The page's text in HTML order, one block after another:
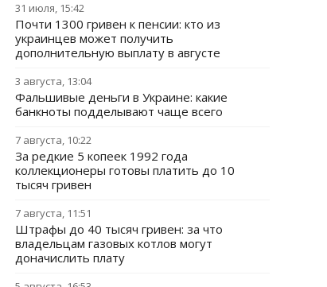
31 июля, 15:42
Почти 1300 гривен к пенсии: кто из
украинцев может получить
дополнительную выплату в августе
3 августа, 13:04
Фальшивые деньги в Украине: какие
банкноты подделывают чаще всего
7 августа, 10:22
За редкие 5 копеек 1992 года
коллекционеры готовы платить до 10
тысяч гривен
7 августа, 11:51
Штрафы до 40 тысяч гривен: за что
владельцам газовых котлов могут
доначислить плату